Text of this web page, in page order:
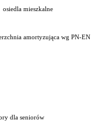
osiedla mieszkalne
amortyzująca wg PN-EN
dla seniorów